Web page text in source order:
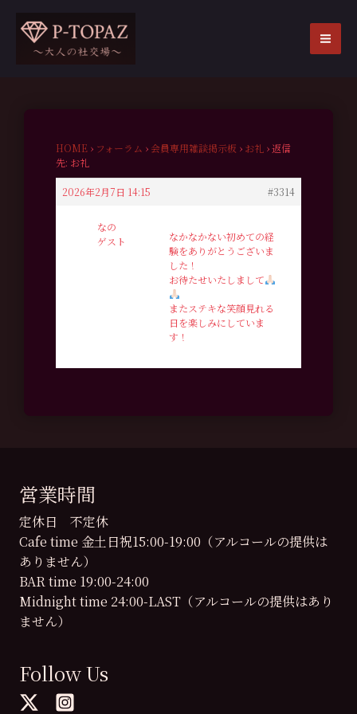
HOME › フォーラム › 会員専用雑談掲示板 › お礼 ›返信
先: お礼
2026年2月7日 14:15 #3314
なの
ゲスト
なかなかない初めての経
験をありがとうございま
した！
お待たせいたしまして
またステキな笑顔見れる
日を楽しみにしていま
す！
営業時間
定休日 不定休
Cafe time 金土日祝15:00-19:00（アルコールの提供は
ありません）
BAR time 19:00-24:00
Midnight time 24:00-LAST（アルコールの提供はあり
ません）
Follow Us